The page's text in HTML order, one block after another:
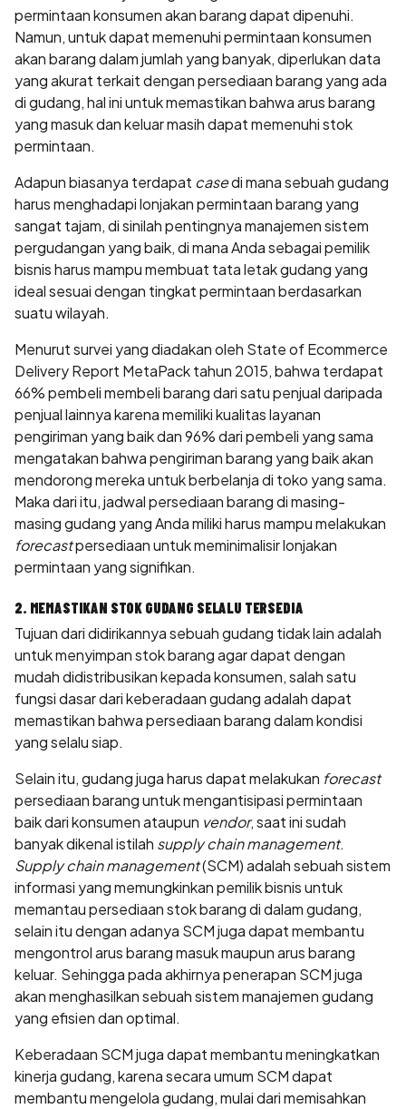
permintaan konsumen akan barang dapat dipenuhi.
Namun, untuk dapat memenuhi permintaan konsumen
akan barang dalam jumlah yang banyak, diperlukan data
yang akurat terkait dengan persediaan barang yang ada
di gudang, hal ini untuk memastikan bahwa arus barang
yang masuk dan keluar masih dapat memenuhi stok
permintaan.
Adapun biasanya terdapat casedi mana sebuah gudang
harus menghadapi lonjakan permintaan barang yang
sangat tajam, di sinilah pentingnya manajemen sistem
pergudangan yang baik, di mana Anda sebagai pemilik
bisnis harus mampu membuat tata letak gudang yang
ideal sesuai dengan tingkat permintaan berdasarkan
suatu wilayah.
Menurut survei yang diadakan oleh State of Ecommerce
Delivery Report MetaPack tahun 2015, bahwa terdapat
66% pembeli membeli barang dari satu penjual daripada
penjual lainnya karena memiliki kualitas layanan
pengiriman yang baik dan 96% dari pembeli yang sama
mengatakan bahwa pengiriman barang yang baik akan
mendorong mereka untuk berbelanja di toko yang sama.
Maka dari itu, jadwal persediaan barang di masing-
masing gudang yang Anda miliki harus mampu melakukan
forecastpersediaan untuk meminimalisir lonjakan
permintaan yang signifikan.
2. MEMASTIKAN STOK GUDANG SELALU TERSEDIA
Tujuan dari didirikannya sebuah gudang tidak lain adalah
untuk menyimpan stok barang agar dapat dengan
mudah didistribusikan kepada konsumen, salah satu
fungsi dasar dari keberadaan gudang adalah dapat
memastikan bahwa persediaan barang dalam kondisi
yang selalu siap.
Selain itu, gudang juga harus dapat melakukan forecast
persediaan barang untuk mengantisipasi permintaan
baik dari konsumen ataupun vendor, saat ini sudah
banyak dikenal istilah supply chain management.
Supply chain management(SCM) adalah sebuah sistem
informasi yang memungkinkan pemilik bisnis untuk
memantau persediaan stok barang di dalam gudang,
selain itu dengan adanya SCM juga dapat membantu
mengontrol arus barang masuk maupun arus barang
keluar. Sehingga pada akhirnya penerapan SCM juga
akan menghasilkan sebuah sistem manajemen gudang
yang efisien dan optimal.
Keberadaan SCM juga dapat membantu meningkatkan
kinerja gudang, karena secara umum SCM dapat
membantu mengelola gudang, mulai dari memisahkan